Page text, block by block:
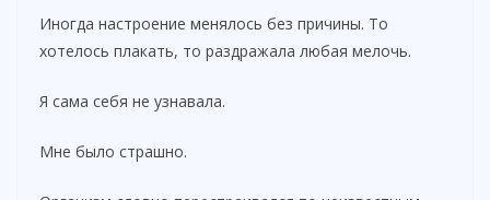
Иногда настроение менялось без причины. То
хотелось плакать, то раздражала любая мелочь.
Я сама себя не узнавала.
Мне было страшно.